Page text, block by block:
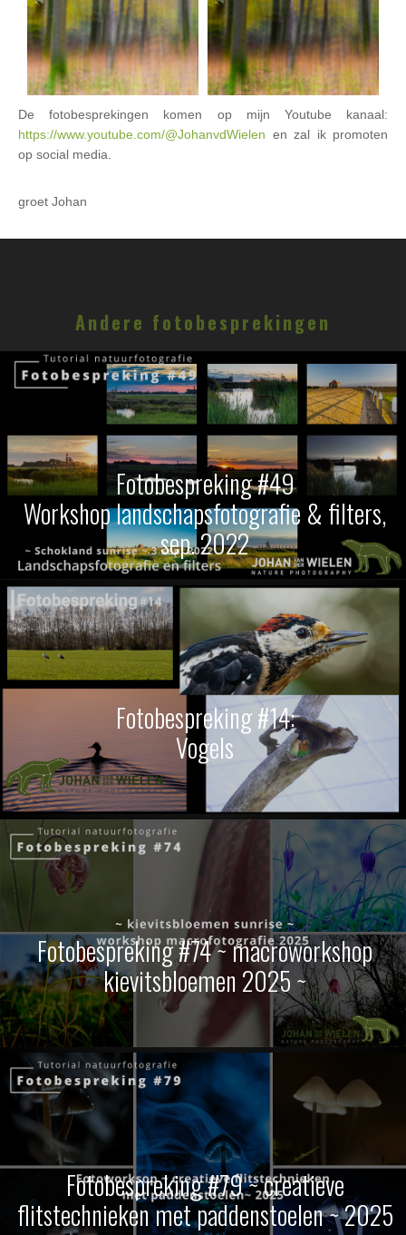
De fotobesprekingen komen op mijn Youtube kanaal:
https://www.youtube.com/@JohanvdWielen en zal ik promoten
op social media.
groet Johan
Andere fotobesprekingen
Fotobespreking #49
Workshop landschapsfotografie & filters,
sep. 2022
Fotobespreking #14:
Vogels
Fotobespreking #74 ~ macroworkshop
kievitsbloemen 2025 ~
Fotobespreking #79 ~ creatieve
flitstechnieken met paddenstoelen ~ 2025